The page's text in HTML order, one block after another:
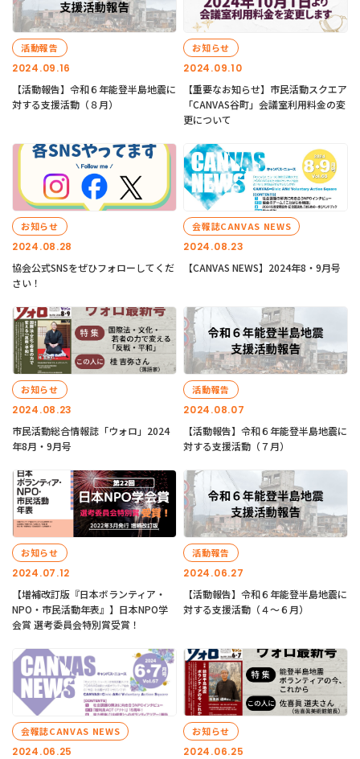
2024.09.16
活動報告
【活動報告】令和６年能登半島地震に
対する支援活動（８月）
2024.09.10
お知らせ
【重要なお知らせ】市民活動スクエア
「CANVAS谷町」会議室利用料金の変
更について
2024.08.28
お知らせ
協会公式SNSをぜひフォローしてくだ
さい！
2024.08.23
会報誌CANVAS NEWS
【CANVAS NEWS】2024年8・9月号
2024.08.23
お知らせ
市民活動総合情報誌「ウォロ」2024
年8月・9月号
2024.08.07
活動報告
【活動報告】令和６年能登半島地震に
対する支援活動（７月）
2024.07.12
お知らせ
【増補改訂版『日本ボランティア・
NPO・市民活動年表』】日本NPO学
会賞 選考委員会特別賞受賞！
2024.06.27
活動報告
【活動報告】令和６年能登半島地震に
対する支援活動（４〜６月）
2024.06.25
会報誌CANVAS NEWS
2024.06.25
お知らせ